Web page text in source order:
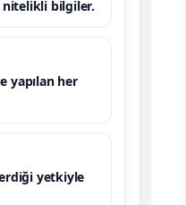
nitelikli bilgiler.
yapılan her
yetkiyle